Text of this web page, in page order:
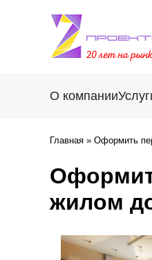
О компании
Главная » Оформить
жилом